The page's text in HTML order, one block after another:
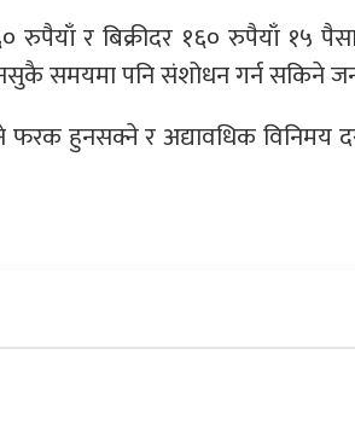
र बिक्रीदर १६० रुपैयाँ १५
समयमा पनि संशोधन गर्न सकिने
हुनसक्ने र अद्यावधिक विनिमय